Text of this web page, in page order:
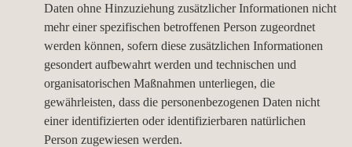
Daten ohne Hinzuziehung zusätzlicher Informationen nicht
mehr einer spezifischen betroffenen Person zugeordnet
werden können, sofern diese zusätzlichen Informationen
gesondert aufbewahrt werden und technischen und
organisatorischen Maßnahmen unterliegen, die
gewährleisten, dass die personenbezogenen Daten nicht
einer identifizierten oder identifizierbaren natürlichen
Person zugewiesen werden.